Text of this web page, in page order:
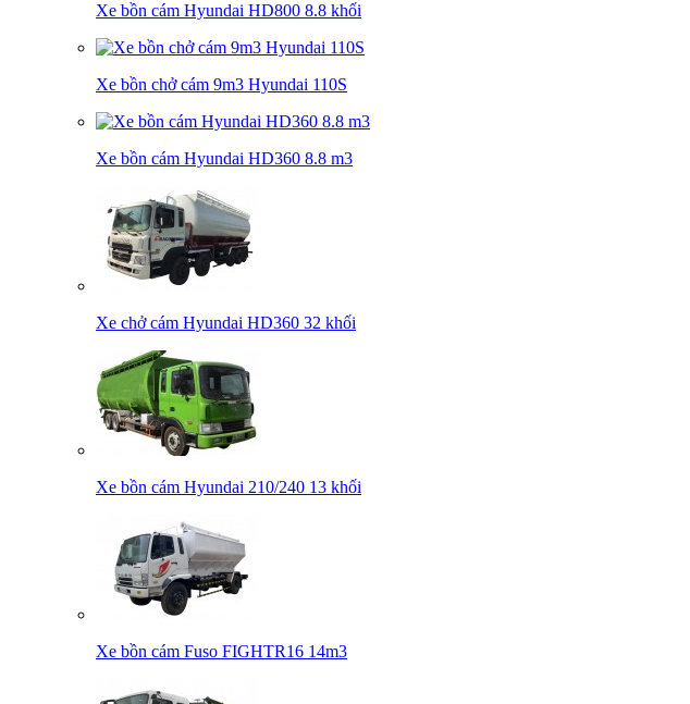
Xe bồn cám Hyundai HD800 8.8 khối
Xe bồn chở cám 9m3 Hyundai 110S
Xe bồn cám Hyundai HD360 8.8 m3
Xe chở cám Hyundai HD360 32 khối
Xe bồn cám Hyundai 210/240 13 khối
Xe bồn cám Fuso FIGHTR16 14m3